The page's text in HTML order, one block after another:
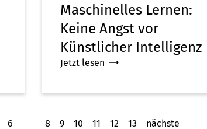
Maschinelles Lernen:
Keine Angst vor
Künstlicher Intelligenz
Jetzt lesen
6 8 9 10 11 12 13 nächste